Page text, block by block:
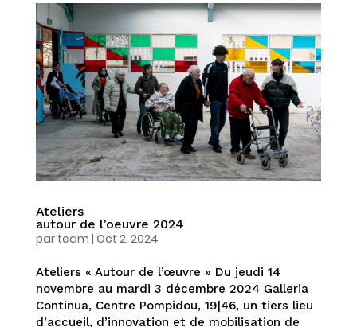
Ateliers
autour de l’oeuvre 2024
par team | Oct 2, 2024
Ateliers « Autour de l’œuvre » Du jeudi 14
novembre au mardi 3 décembre 2024 Galleria
Continua, Centre Pompidou, 19|46, un tiers lieu
d’accueil, d’innovation et de mobilisation de